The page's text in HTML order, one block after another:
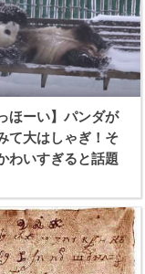
ほーい】パンダが
て大はしゃぎ！そ
わいすぎると話題